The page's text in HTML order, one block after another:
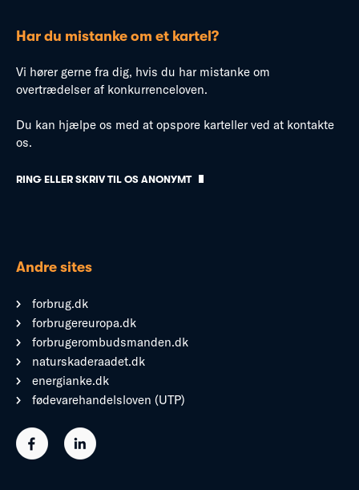
Har du mistanke om et kartel?
Vi hører gerne fra dig, hvis du har mistanke om
overtrædelser af konkurrenceloven.
Du kan hjælpe os med at opspore karteller ved at kontakte
os.
RING ELLER SKRIV TIL OS ANONYMT
Andre sites
forbrug.dk
forbrugereuropa.dk
forbrugerombudsmanden.dk
naturskaderaadet.dk
energianke.dk
fødevarehandelsloven (UTP)